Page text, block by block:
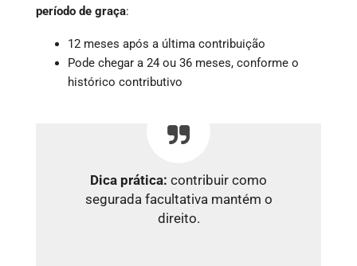
período de graça:
12 meses após a última contribuição
Pode chegar a 24 ou 36 meses, conforme o
histórico contributivo
Dica prática: contribuir como
segurada facultativa mantém o
direito.